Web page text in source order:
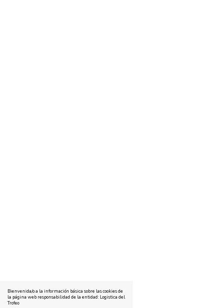
Bienvenida/o a la información básica sobre las cookies de
la página web responsabilidad de la entidad: Logistica del
Trofeo